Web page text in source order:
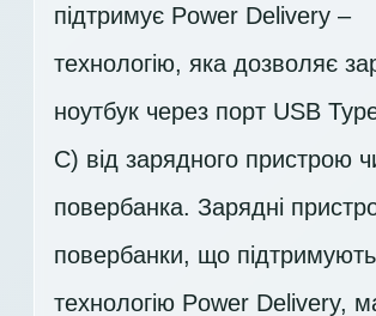
підтримує Power Delivery –
технологію, яка дозволяє
ноутбук через порт USB
C) від зарядного пристрою
повербанка. Зарядні
повербанки, що підтримують
технологію Power Delivery,